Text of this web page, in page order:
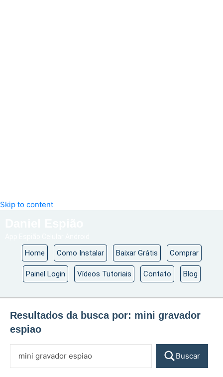
Skip to content
Home Como Instalar Baixar Grátis Comprar
Painel Login Vídeos Tutoriais Contato Blog
Resultados da busca por: mini gravador
espiao
Buscar